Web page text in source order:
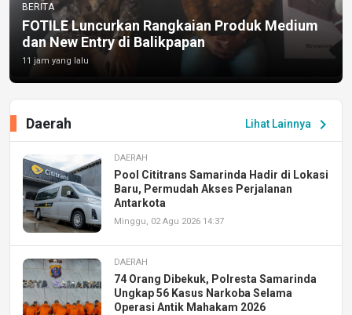
BERITA
FOTILE Luncurkan Rangkaian Produk Medium
dan New Entry di Balikpapan
11 jam yang lalu
Lihat Lainnya chevron_right
Daerah
DAERAH
Pool Cititrans Samarinda Hadir di Lokasi
Baru, Permudah Akses Perjalanan
Antarkota
Minggu, 02 Agu 2026 14:37
DAERAH
74 Orang Dibekuk, Polresta Samarinda
Ungkap 56 Kasus Narkoba Selama
Operasi Antik Mahakam 2026